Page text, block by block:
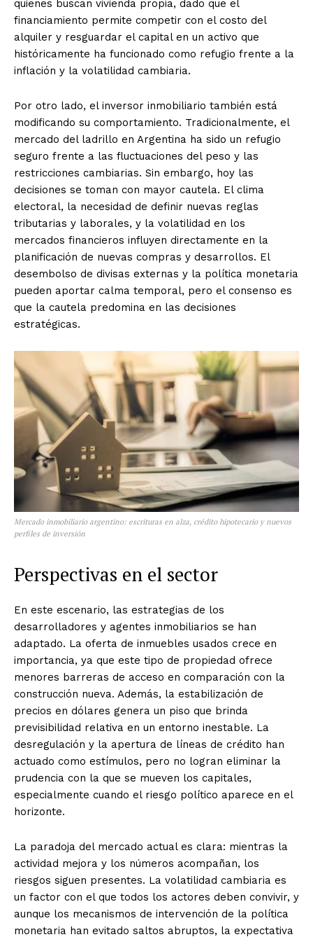
quienes buscan vivienda propia, dado que el
financiamiento permite competir con el costo del
alquiler y resguardar el capital en un activo que
históricamente ha funcionado como refugio frente a la
inflación y la volatilidad cambiaria.
Por otro lado, el inversor inmobiliario también está
modificando su comportamiento. Tradicionalmente, el
mercado del ladrillo en Argentina ha sido un refugio
seguro frente a las fluctuaciones del peso y las
restricciones cambiarias. Sin embargo, hoy las
decisiones se toman con mayor cautela. El clima
electoral, la necesidad de definir nuevas reglas
tributarias y laborales, y la volatilidad en los
mercados financieros influyen directamente en la
planificación de nuevas compras y desarrollos. El
desembolso de divisas externas y la política monetaria
pueden aportar calma temporal, pero el consenso es
que la cautela predomina en las decisiones
estratégicas.
Mercado inmobiliario argentino: escrituras en alza, crédito hipotecario y nuevos
perfiles de inversión
Perspectivas en el sector
En este escenario, las estrategias de los
desarrolladores y agentes inmobiliarios se han
adaptado. La oferta de inmuebles usados crece en
importancia, ya que este tipo de propiedad ofrece
menores barreras de acceso en comparación con la
construcción nueva. Además, la estabilización de
precios en dólares genera un piso que brinda
previsibilidad relativa en un entorno inestable. La
desregulación y la apertura de líneas de crédito han
actuado como estímulos, pero no logran eliminar la
prudencia con la que se mueven los capitales,
especialmente cuando el riesgo político aparece en el
horizonte.
La paradoja del mercado actual es clara: mientras la
actividad mejora y los números acompañan, los
riesgos siguen presentes. La volatilidad cambiaria es
un factor con el que todos los actores deben convivir, y
aunque los mecanismos de intervención de la política
monetaria han evitado saltos abruptos, la expectativa